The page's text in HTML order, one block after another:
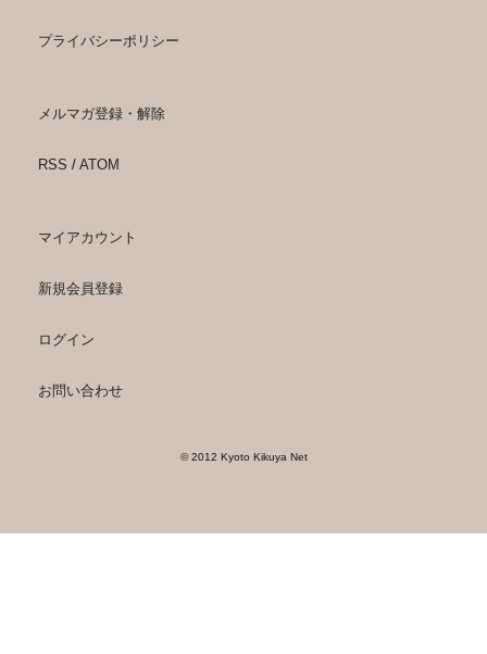
プライバシーポリシー
メルマガ登録・解除
RSS / ATOM
マイアカウント
新規会員登録
ログイン
お問い合わせ
© 2012 Kyoto Kikuya Net